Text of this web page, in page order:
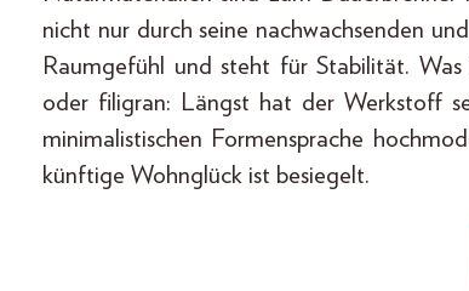
nicht nur durch seine nachwachsenden
Raumgefühl und steht für Stabilität.
oder filigran: Längst hat der Werkstoff
minimalistischen Formensprache
künftige Wohnglück ist besiegelt.